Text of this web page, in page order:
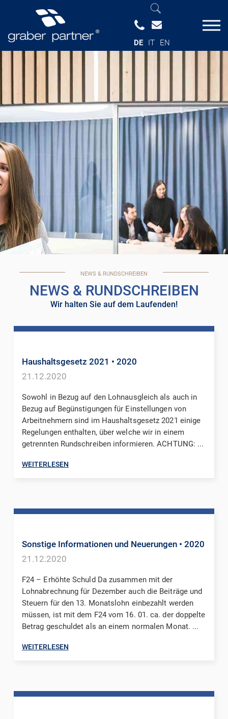
DE IT EN
NEWS & RUNDSCHREIBEN
NEWS & RUNDSCHREIBEN
Wir halten Sie auf dem Laufenden!
Haushaltsgesetz 2021 • 2020
21.12.2020
Sowohl in Bezug auf den Lohnausgleich als auch in
Bezug auf Begünstigungen für Einstellungen von
Arbeitnehmern sind im Haushaltsgesetz 2021 einige
Regelungen enthalten, über welche wir in einem
getrennten Rundschreiben informieren. ACHTUNG: ...
WEITERLESEN
Sonstige Informationen und Neuerungen • 2020
21.12.2020
F24 – Erhöhte Schuld Da zusammen mit der
Lohnabrechnung für Dezember auch die Beiträge und
Steuern für den 13. Monatslohn einbezahlt werden
müssen, ist mit dem F24 vom 16. 01. ca. der doppelte
Betrag geschuldet als an einem normalen Monat. ...
WEITERLESEN